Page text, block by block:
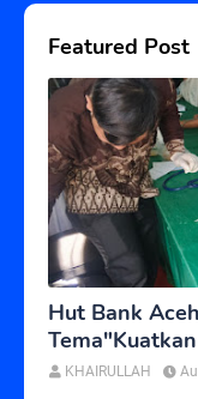
Featured Post
Hut Bank
KHAIRULLAH